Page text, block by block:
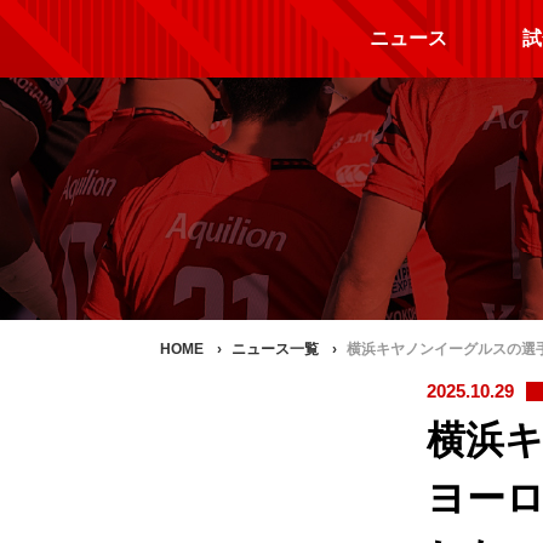
ニュース
HOME ニュース一覧 横浜キヤノンイーグルスの
2025.10.29
横浜
ヨー